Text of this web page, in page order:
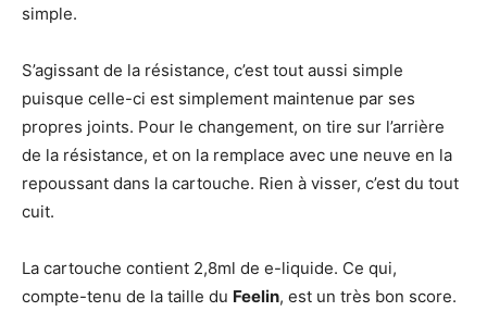
simple.
S’agissant de la résistance, c’est tout aussi simple
puisque celle-ci est simplement maintenue par ses
propres joints. Pour le changement, on tire sur l’arrière
de la résistance, et on la remplace avec une neuve en la
repoussant dans la cartouche. Rien à visser, c’est du tout
cuit.
La cartouche contient 2,8ml de e-liquide. Ce qui,
compte-tenu de la taille du Feelin, est un très bon score.